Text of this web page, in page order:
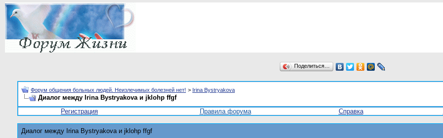
Поделиться…
Форум общения больных людей. Неизлечимых болезней нет! > Irina Bystryakova
Диалог между Irina Bystryakova и jklohp ffgf
Регистрация Правила форума Справка
Диалог между Irina Bystryakova и jklohp ffgf